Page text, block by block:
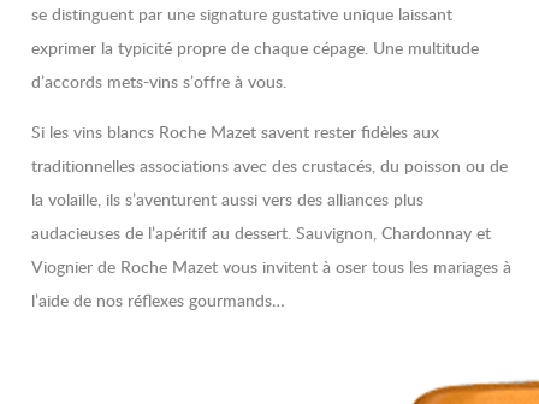
se distinguent par une signature gustative unique laissant
exprimer la typicité propre de chaque cépage. Une multitude
d’accords mets-vins s’offre à vous.
Si les vins blancs Roche Mazet savent rester fidèles aux
traditionnelles associations avec des crustacés, du poisson ou de
la volaille, ils s’aventurent aussi vers des alliances plus
audacieuses de l’apéritif au dessert. Sauvignon, Chardonnay et
Viognier de Roche Mazet vous invitent à oser tous les mariages à
l’aide de nos réflexes gourmands…